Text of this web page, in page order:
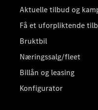
Aktuelle tilbud og
Få et uforpliktende
Bruktbil
Næringssalg/fleet
Billån og leasing
Konfigurator